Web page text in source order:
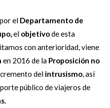
el Departamento de
el objetivode esta
con anterioridad, viene
en 2016 de la Proposición no
del intrusismo, así
público de viajeros de